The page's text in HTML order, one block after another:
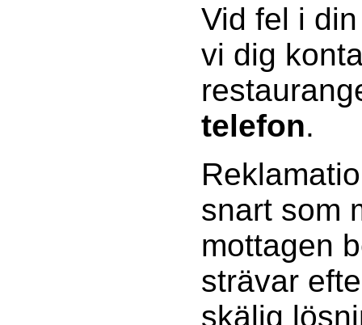
Vid fel i
vi dig
telefon.
snart som
mottagen
strävar
skälig